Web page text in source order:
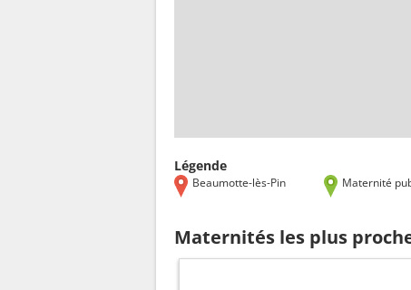
Légende
Beaumotte-lès-Pin Maternité
Maternités les plus